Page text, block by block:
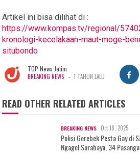
Artikel ini bisa dilihat di :
https://www.kompas.tv/regional/
kronologi-kecelakaan-maut-moge-
situbondo
TOP News Jatim
BREAKING NEWS - 1 TAHUN LALU
READ OTHER RELATED ARTICLES
BREAKING NEWS Oct 18, 2025
Polisi Gerebek Pesta Gay di
Ngagel Surabaya, 34